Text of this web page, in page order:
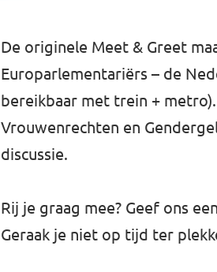
De originele Meet & Greet
Europarlementariërs – de
bereikbaar met trein +
Vrouwenrechten en
discussie.
Rij je graag mee? Geef ons
Geraak je niet op tijd ter